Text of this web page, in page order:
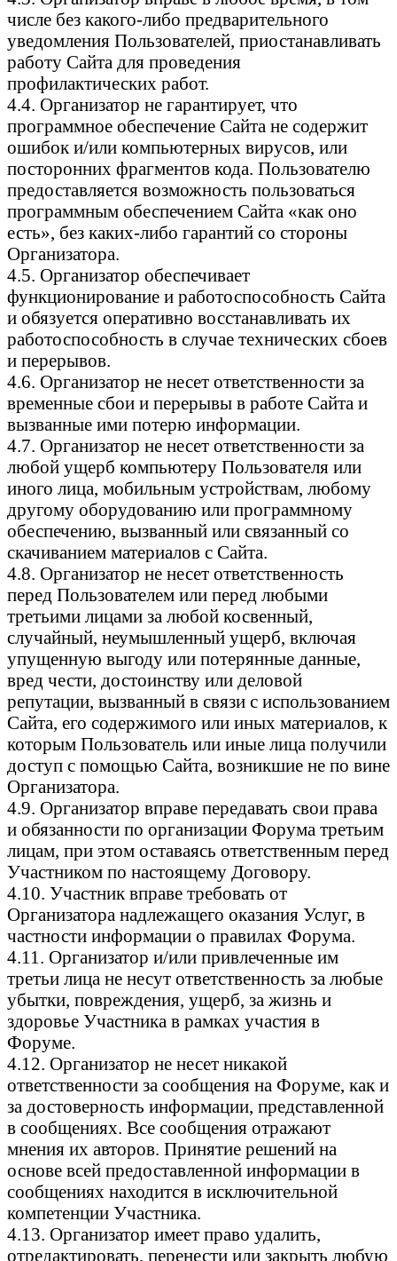
числе без какого-либо предварительного
уведомления Пользователей, приостанавливать
работу Сайта для проведения
профилактических работ.
4.4. Организатор не гарантирует, что
программное обеспечение Сайта не содержит
ошибок и/или компьютерных вирусов, или
посторонних фрагментов кода. Пользователю
предоставляется возможность пользоваться
программным обеспечением Сайта «как оно
есть», без каких-либо гарантий со стороны
Организатора.
4.5. Организатор обеспечивает
функционирование и работоспособность Сайта
и обязуется оперативно восстанавливать их
работоспособность в случае технических сбоев
и перерывов.
4.6. Организатор не несет ответственности за
временные сбои и перерывы в работе Сайта и
вызванные ими потерю информации.
4.7. Организатор не несет ответственности за
любой ущерб компьютеру Пользователя или
иного лица, мобильным устройствам, любому
другому оборудованию или программному
обеспечению, вызванный или связанный со
скачиванием материалов с Сайта.
4.8. Организатор не несет ответственность
перед Пользователем или перед любыми
третьими лицами за любой косвенный,
случайный, неумышленный ущерб, включая
упущенную выгоду или потерянные данные,
вред чести, достоинству или деловой
репутации, вызванный в связи с использованием
Сайта, его содержимого или иных материалов, к
которым Пользователь или иные лица получили
доступ с помощью Сайта, возникшие не по вине
Организатора.
4.9. Организатор вправе передавать свои права
и обязанности по организации Форума третьим
лицам, при этом оставаясь ответственным перед
Участником по настоящему Договору.
4.10. Участник вправе требовать от
Организатора надлежащего оказания Услуг, в
частности информации о правилах Форума.
4.11. Организатор и/или привлеченные им
третьи лица не несут ответственность за любые
убытки, повреждения, ущерб, за жизнь и
здоровье Участника в рамках участия в
Форуме.
4.12. Организатор не несет никакой
ответственности за сообщения на Форуме, как и
за достоверность информации, представленной
в сообщениях. Все сообщения отражают
мнения их авторов. Принятие решений на
основе всей предоставленной информации в
сообщениях находится в исключительной
компетенции Участника.
4.13. Организатор имеет право удалить,
отредактировать, перенести или закрыть любую